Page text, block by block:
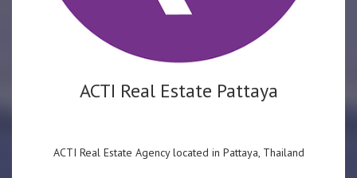
ACTI Real Estate Pattaya
ACTI Real Estate Agency located in Pattaya, Thailand